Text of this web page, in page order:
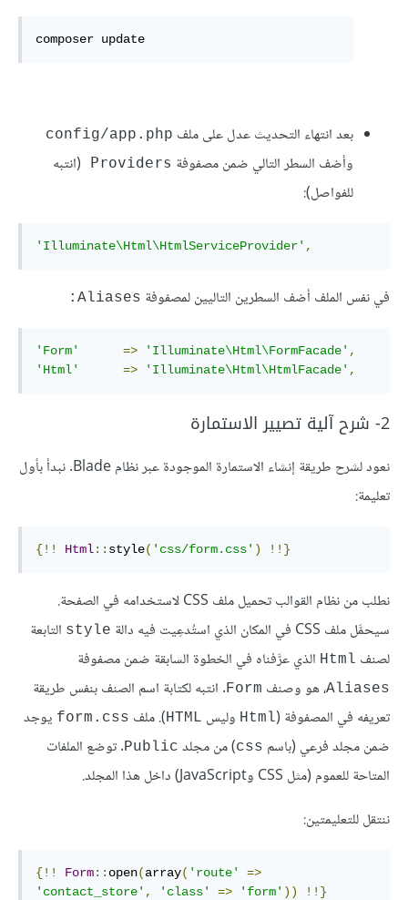
composer update
بعد انتهاء التحديث عدل على ملف config/app.php
وأضف السطر التالي ضمن مصفوفة Providers
(انتبه
للفواصل):
'Illuminate\Html\HtmlServiceProvider' ,
في نفس الملف أضف السطرين التاليين لمصفوفة Aliases:
'Form' => 'Illuminate\Html\FormFacade' ,
'Html'
=> 'Illuminate\Html\HtmlFacade' ,
2- شرح آلية تصيير الاستمارة
نعود لشرح طريقة إنشاء الاستمارة الموجودة عبر نظام Blade. نبدأ بأول
تعليمة:
{!! Html:: style( 'css/form.css' ) !!}
نطلب من نظام القوالب تحميل ملف CSS لاستخدامه في الصفحة.
سيحمَّل ملف CSS في المكان الذي استُدعِيت فيه دالة
style التابعة
لصنف Html الذي عرَّفناه في الخطوة السابقة ضمن مصفوفة
Aliases، هو وصنف Form. انتبه لكتابة اسم الصنف بنفس طريقة
تعريفه في المصفوفة (Html وليس HTML). ملف form.css يوجد
ضمن مجلد فرعي (باسم css) من مجلد Public. توضع الملفات
المتاحة للعموم (مثل CSS وJavaScript) داخل هذا المجلد.
ننتقل للتعليمتين:
{!! Form:: open(array( 'route'
=>
'contact_store' , 'class' => 'form' ))
!!}